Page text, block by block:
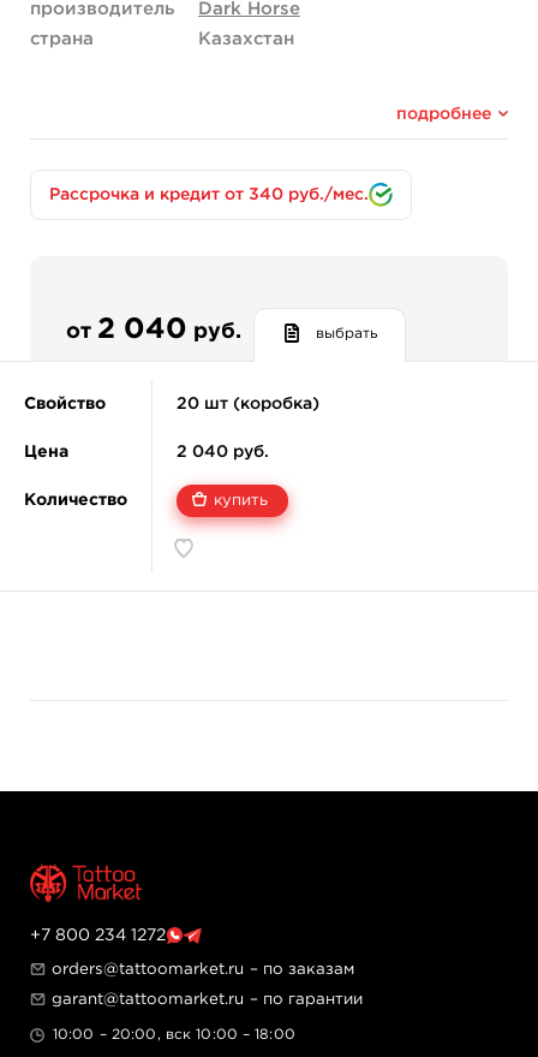
производитель
Dark Horse
страна
Казахстан
подробнее
Рассрочка и кредит от 340 руб./мес.
от 2 040 руб. выбрать
Свойство
Цена
Количество
20 шт (коробка)
2 040 руб.
купить
+7 800 234 1272
orders@tattoomarket.ru – по заказам
garant@tattoomarket.ru – по гарантии
10:00 – 20:00, вск 10:00 – 18:00